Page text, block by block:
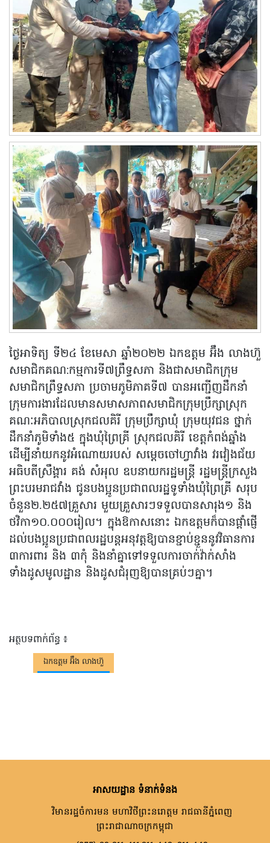
ថ្ងៃអាទិត្យ ទី២៤ ខែមេសា ឆ្នាំ២០២២ ឯកឧត្តម អ៊ឹង លាងហ៊ួ
សមាជិកគណ:កម្មការទី៧ព្រឹទ្ធសភា និងជាសមាជិកក្រុម
សមាជិកព្រឹទ្ធសភា ប្រចាមភូមិភាគទី៧ បានអញ្ជើញដឹកនាំ
ក្រុមការងារដែលមានសមាសភាពសមាជិកក្រុមប្រឹក្សាស្រុក
គណៈអភិបាលស្រុកជលគិរី ក្រុមប្រឹក្សាឃុំ ក្រុមយុវជន ថ្នាក់
ដឹកនាំភូមិទាំង៥ ក្នុងឃុំព្រៃគ្រី ស្រុកជលគិរី ខេត្តកំពង់ឆ្នាំង
ដើម្បីនាំយកនូវអំណោយរបស់ សម្តេចចៅហ្វាវាំង វរវៀងជ័យ
អធិបតីស្រឹង្គារ គង់ សំអុល ឧបនាយករដ្ឋមន្រ្តី រដ្ឋមន្ត្រីក្រសួង
ព្រះបរមរាជវាំង ជូនបងប្អូនប្រជាពលរដ្ឋទូទាំងឃុំព្រៃគ្រី សរុប
ចំនួន២.២៥៧គ្រួសារ មួយគ្រួសារៗទទួលបានសារុង១ និង
ថវិកា១០.០០០រៀល។ ក្នុងឱកាសនោះ ឯកឧត្តមក៏បានផ្តាំផ្ញើ
ដល់បងប្អូនប្រជាពលរដ្ឋបន្តអនុវត្តឱ្យបានខ្ជាប់ខ្ជួននូវវិធានការ
៣ការពារ និង ៣កុំ និងនាំគ្នាទៅទទួលការចាក់វ៉ាក់សាំង
ទាំងដូសមូលដ្ឋាន និងដូសជំរុញឱ្យបានគ្រប់ៗគ្នា។
អត្ថបទពាក់ព័ន្ធ ៖
ឯកឧត្តម អ៊ឹង លាងហ៊ួ
អាសយដ្ឋាន ទំនាក់ទំនង
វិមានរដ្ឋចំការមន មហាវិថីព្រះនរោត្តម រាជធានីភ្នំពេញ
ព្រះរាជាណាចក្រកម្ពុជា